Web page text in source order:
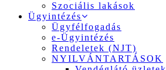
Szociális lakások
Ügyintézés
Ügyfélfogadás
e-Ügyintézés
Rendeletek (NJT)
NYILVÁNTARTÁSOK